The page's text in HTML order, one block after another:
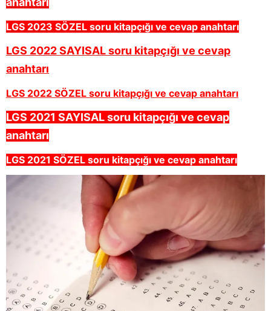
LGS 2023 SÖZEL soru kitapçığı ve cevap anahtarı
LGS 2022 SAYISAL soru kitapçığı ve cevap
anahtarı
LGS 2022 SÖZEL soru kitapçığı ve cevap anahtarı
LGS 2021 SAYISAL soru kitapçığı ve cevap
anahtarı
LGS 2021 SÖZEL soru kitapçığı ve cevap anahtarı